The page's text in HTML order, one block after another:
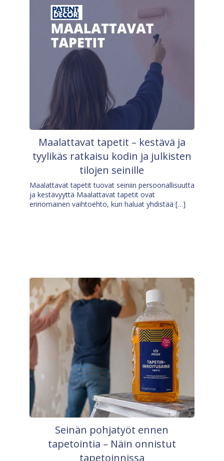
Maalattavat tapetit – kestävä ja
tyylikäs ratkaisu kodin ja julkisten
tilojen seinille
Maalattavat tapetit tuovat seiniin persoonallisuutta
ja kestävyyttä Maalattavat tapetit ovat
erinomainen vaihtoehto, kun haluat yhdistää […]
Seinän pohjatyöt ennen
tapetointia – Näin onnistut
tapetoinnissa